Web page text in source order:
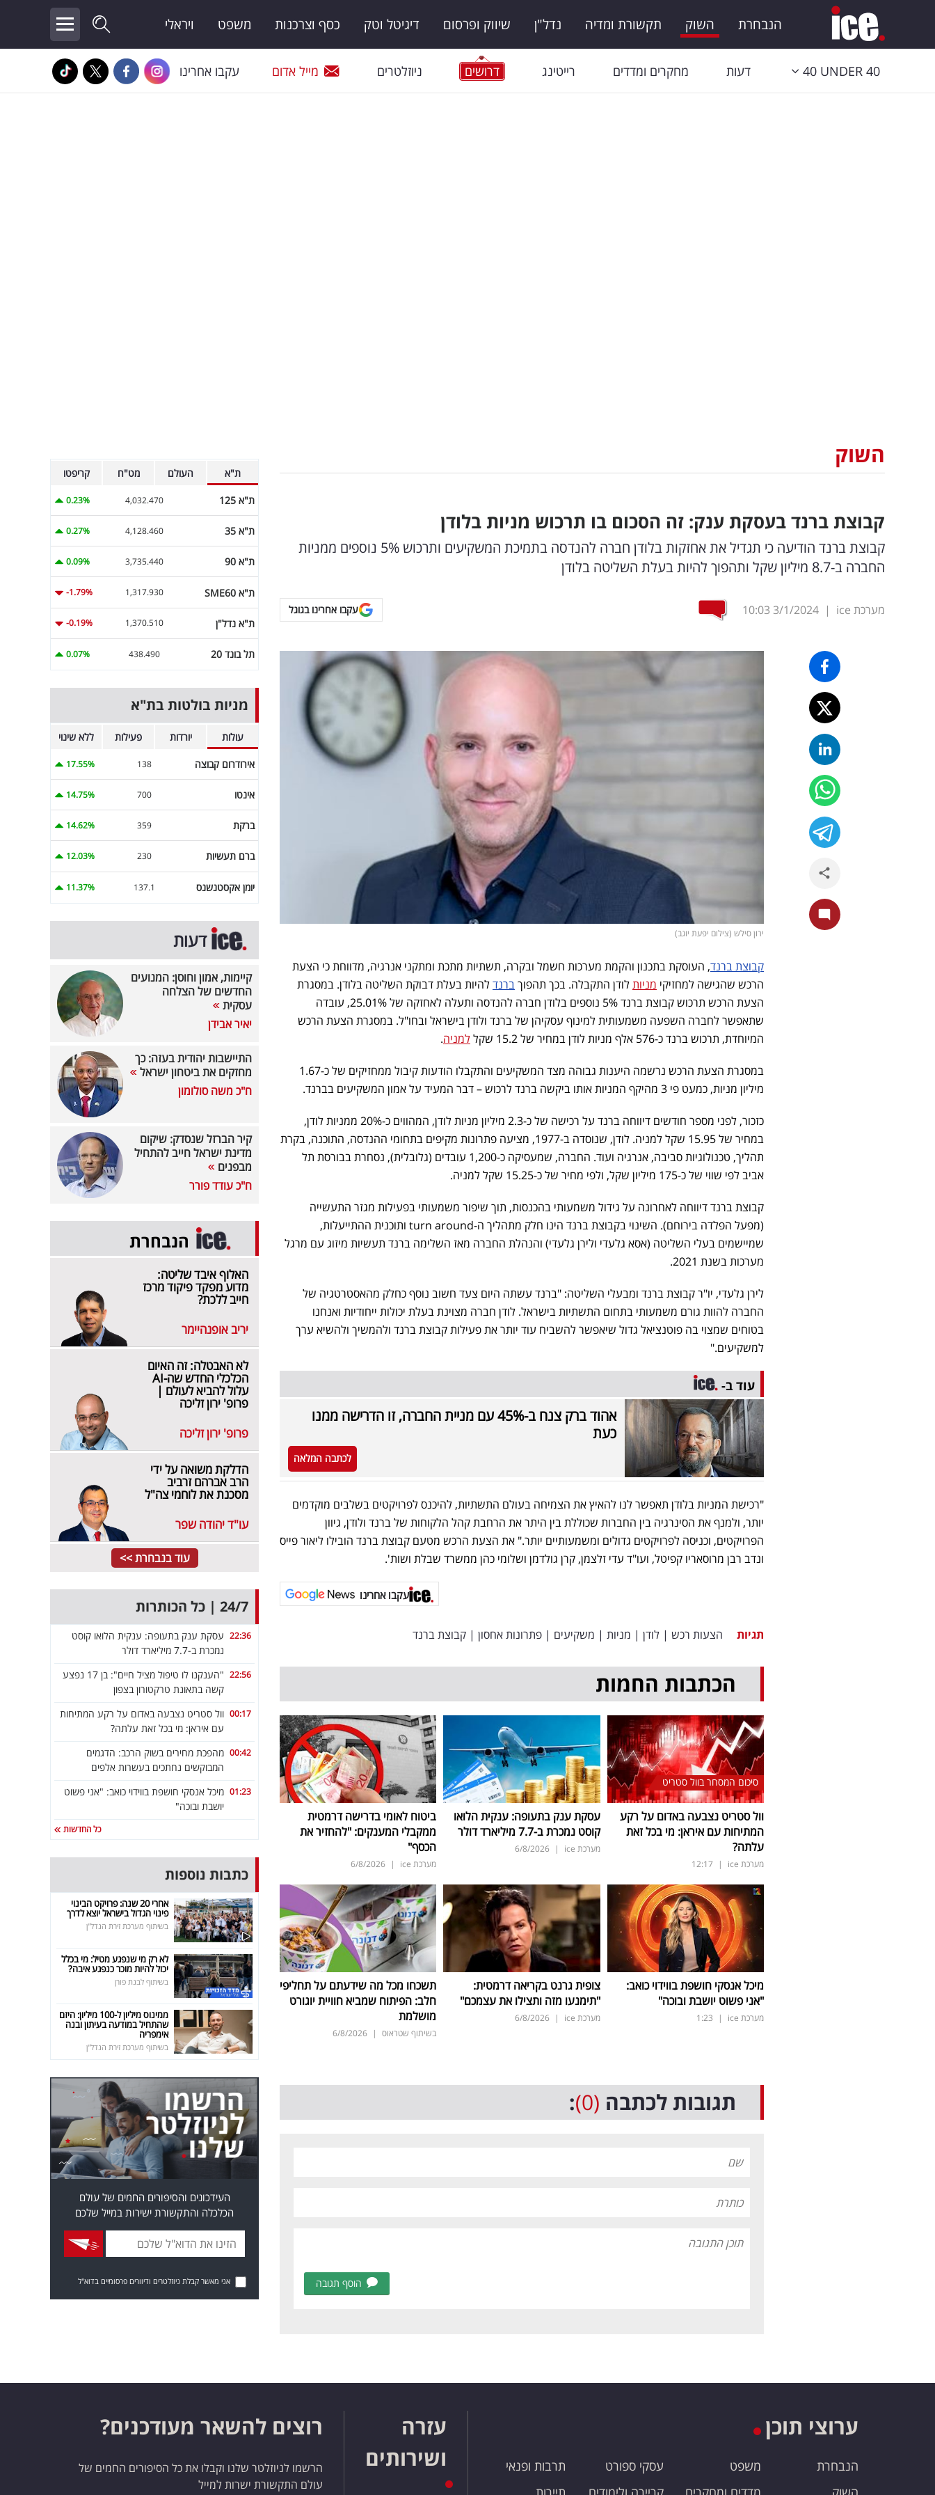
הנבחרת השוק תקשורת ומדיה נדל"ן שיווק ופרסום דיגיטל וטק כסף וצרכנות משפט ויראלי
40 UNDER 40 דעות מחקרים ומדדים רייטינג דרושים ניוזלטרים מייל אדום עקבו אחרינו
השוק
קבוצת ברנד בעסקת ענק: זה הסכום בו תרכוש מניות בלודן
קבוצת ברנד הודיעה כי תגדיל את אחזקות בלודן חברה להנדסה בתמיכת המשקיעים ותרכוש 5% נוספים ממניות
החברה ב-8.7 מיליון שקל ותהפוך להיות בעלת השליטה בלודן
מערכת ice |
3/1/2024
10:03 עקבו אחרינו בגוגל
ירון סילש (צילום יפעת יוגב)
קבוצת ברנד, העוסקת בתכנון והקמת מערכות חשמל ובקרה, תשתיות מתכת ומתקני אנרגיה, מדווחת כי הצעת
הרכש שהגישה למחזיקי מניותלודן התקבלה. בכך תהפוךברנדלהיות בעלת דבוקת השליטה בלודן. במסגרת
הצעת הרכש תרכוש קבוצת ברנד 5% נוספים בלודן חברה להנדסה ותעלה לאחזקה של 25.01%, עובדה
שתאפשר לחברה השפעה משמעותית למינוף עסקיהן של ברנד ולודן בישראל ובחו"ל. במסגרת הצעת הרכש
המיוחדת, תרכוש ברנד כ-576 אלף מניות לודן במחיר של 15.2 שקל
למניה.
במסגרת הצעת הרכש נרשמה היענות גבוהה מצד המשקיעים והתקבלו הודעות קיבול ממחזיקים של כ-1.67
מיליון מניות, כמעט פי 3 מהיקף המניות אותו ביקשה ברנד לרכוש – דבר המעיד על אמון המשקיעים בברנד.
כזכור, לפני מספר חודשים דיווחה ברנד על רכישה של כ-2.3 מיליון מניות לודן, המהווים כ-20% ממניות לודן,
במחיר של 15.95 שקל למניה. לודן, שנוסדה ב-1977, מציעה פתרונות מקיפים בתחומי ההנדסה, התוכנה, בקרת
תהליך, טכנולוגיות סביבה, אנרגיה ועוד. החברה, שמעסיקה כ-1,200 עובדים (גלובלית), נסחרת בבורסת תל
אביב לפי שווי של כ-175 מיליון שקל, ולפי מחיר של כ-15.25 שקל למניה.
קבוצת ברנד דיווחה לאחרונה על גידול משמעותי בהכנסות, תוך שיפור משמעותי בפעילות מגזר התעשייה
(מפעל הפלדה בירוחם). השינוי בקבוצת ברנד הינו חלק מתהליך ה-turn around ותוכנית ההתייעלות,
שמיישמים בעלי השליטה (אסא גלעדי ולירן גלעדי) והנהלת החברה מאז השלימה ברנד תעשיות מיזוג עם מרגל
מערכות בשנת 2021.
לירן גלעדי, יו"ר קבוצת ברנד ומבעלי השליטה: "ברנד עשתה היום צעד חשוב נוסף כחלק מהאסטרטגיה של
החברה להוות גורם משמעותי בתחום התשתיות בישראל. לודן חברה מצוינת בעלת יכולות ייחודיות ואנחנו
בטוחים שמצוי בה פוטנציאל גדול שיאפשר להשביח עוד יותר את פעילות קבוצת ברנד ולהמשיך ולהשיא ערך
למשקיעים."
עוד ב-
אהוד ברק צנח ב-45% עם מניית החברה, זו הדרישה ממנו
כעת
לכתבה המלאה
"רכישת המניות בלודן תאפשר לנו להאיץ את הצמיחה בעולם התשתיות, להיכנס לפרויקטים בשלבים מוקדמים
יותר, ולמנף את הסינרגיה בין החברות שכוללת בין היתר את הרחבת קהל הלקוחות של ברנד ולודן, גיוון
הפרויקטים, וכניסה לפרויקטים גדולים ומשמעותיים יותר." את הצעת הרכש מטעם קבוצת ברנד הובילו ליאור פייס
ונדב רבן מרוסאריו קפיטל, ועו"ד עדי זלצמן, קרן גולדמן ושלומי כהן ממשרד שבלת ושות'.
עקבו אחרינו
תגיות הצעות רכש | לודן | מניות | משקיעים | פתרונות אחסון | קבוצת ברנד
הכתבות החמות
סיכום המסחר בוול סטריט
וול סטריט נצבעה באדום על רקע
המתיחות עם איראן: מי בכל זאת
עלתה?
מערכת ice |
12:17
עסקת ענק בתעופה: ענקית הלואו
קוסט נמכרת ב-7.7 מיליארד דולר
מערכת ice |
6/8/2026
ביטוח לאומי בדרישה דרמטית
ממקבלי המענקים: "להחזיר את
הכסף"
מערכת ice |
6/8/2026
מיכל אנסקי חושפת בווידוי כואב:
"אני פשוט יושבת ובוכה"
מערכת ice |
1:23
צופית גרנט בקריאה דרמטית:
"תימנעו מזה ותצילו את עצמכם"
מערכת ice |
6/8/2026
תשכחו מכל מה שידעתם על תחליפי
חלב: הפיתוח שמביא חוויית יוגורט
מושלמת
בשיתוף שטראוס |
6/8/2026
תגובות לכתבה (0)
:
הוסף תגובה
ת"א העולם מט"ח קריפטו
ת"א 125 4,032.470
0.23%
ת"א 35 4,128.460
0.27%
ת"א 90 3,735.440
0.09%
ת"א SME60 1,317.930
-1.79%
ת"א נדל"ן 1,370.510
-0.19%
תל בונד 20 438.490
0.07%
מניות בולטות בת"א
עולות יורדות פעילות ללא שינוי
אירודרום קבוצה 138
17.55%
אינטו 700
14.75%
ברקת 359
14.62%
ברם תעשיות 230
12.03%
יומן אקסטנשנס 137.1
11.37%
דעות
קיימות, אמון וחוסן: המנועים
החדשים של הצלחה
עסקית
יאיר אבידן
התיישבות יהודית בעזה: כך
מחזקים את ביטחון ישראל
ח"כ משה סולומון
קיר הברזל שנסדק: שיקום
מדינת ישראל חייב להתחיל
מבפנים
ח"כ עודד פורר
הנבחרת
האלוף איבד שליטה:
מדוע מפקד פיקוד מרכז
חייב ללכת?
יריב אופנהיימר
לא האבטלה: זה האיום
הכלכלי החדש שה-AI
עלול להביא לעולם |
פרופ' ירון זליכה
פרופ' ירון זליכה
הדלקת משואה על ידי
הרב אברהם זרביב
מסכנת את לוחמי צה"ל
עו"ד יהודה שפר
עוד בנבחרת >>
24/7 | כל הכותרות
22:36 עסקת ענק בתעופה: ענקית הלואו קוסט
נמכרת ב-7.7 מיליארד דולר
22:56
"הענקנו לו טיפול מציל חיים": בן 17 נפצע
קשה בתאונת טרקטורון בצפון
00:17 וול סטריט נצבעה באדום על רקע המתיחות
עם איראן: מי בכל זאת עלתה?
00:42 מהפכת מחירים בשוק הרכב: הדגמים
המבוקשים נחתכים בעשרות אלפים
01:23 מיכל אנסקי חושפת בווידוי כואב: "אני פשוט
יושבת ובוכה"
כל החדשות
כתבות נוספות
אחרי 20 שנה: פרויקט הבינוי
פינוי הגדול בישראל יוצא לדרך
בשיתוף מערכת זירת הנדל"ן
לא רק מי שנפגע מטיל: מי בכלל
יכול להיות מוכר כנפגע איבה?
בשיתוף לבנת פורן
ממינוס מיליון ל-100 מיליון: היזם
שהתחיל במודעה בעיתון ובנה
אימפריה
בשיתוף מערכת זירת הנדל"ן
העידכונים והסיפורים החמים של עולם
הכלכלה והתקשורת ישירות במייל שלכם
אני מאשר קבלת ניוזלטרים ודיוורים פרסומיים בדוא"ל
ערוצי תוכן
הנבחרת
משפט
עסקי ספורט
תרבות ופנאי
עזרה
ושירותים
רוצים להשאר מעודכנים?
הרשמו לניוזלטר שלנו וקבלו את כל הסיפורים החמים של
עולם התקשורת ישרות למייל